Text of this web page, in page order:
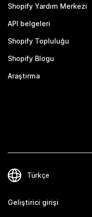
Shopify Yardım Merkezi
API belgeleri
Shopify Topluluğu
Shopify Blogu
Araştırma
Geliştirici girişi